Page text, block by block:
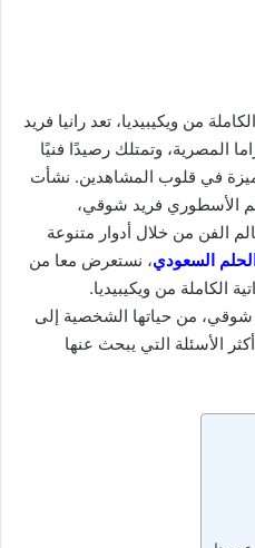
من ويكيبيديا، تعد رانيا فريد
المصرية، وتمتلك رصيدًا فنيًا
في قلوب المشاهدين. نشأت
الأسطوري فريد شوقي،
الفن من خلال أدوار متنوعة
السعودي، نستعرض معا من
الكاملة من ويكيبيديا.
شوقي، من حياتها الشخصية إلى
الأسئلة التي يبحث عنها